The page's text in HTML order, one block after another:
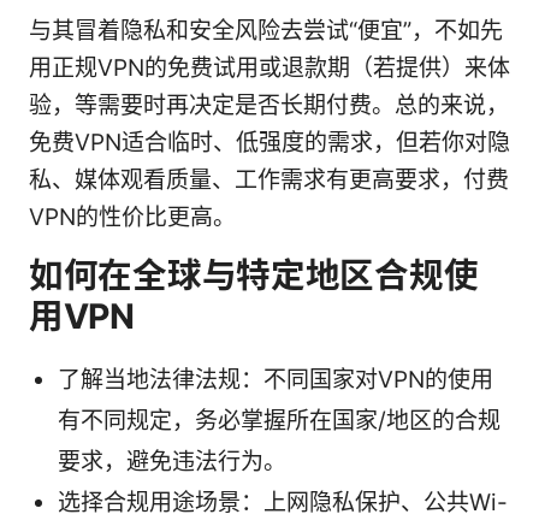
与其冒着隐私和安全风险去尝试“便宜”，不如先
用正规VPN的免费试用或退款期（若提供）来体
验，等需要时再决定是否长期付费。总的来说，
免费VPN适合临时、低强度的需求，但若你对隐
私、媒体观看质量、工作需求有更高要求，付费
VPN的性价比更高。
如何在全球与特定地区合规使
用VPN
了解当地法律法规：不同国家对VPN的使用
有不同规定，务必掌握所在国家/地区的合规
要求，避免违法行为。
选择合规用途场景：上网隐私保护、公共Wi-